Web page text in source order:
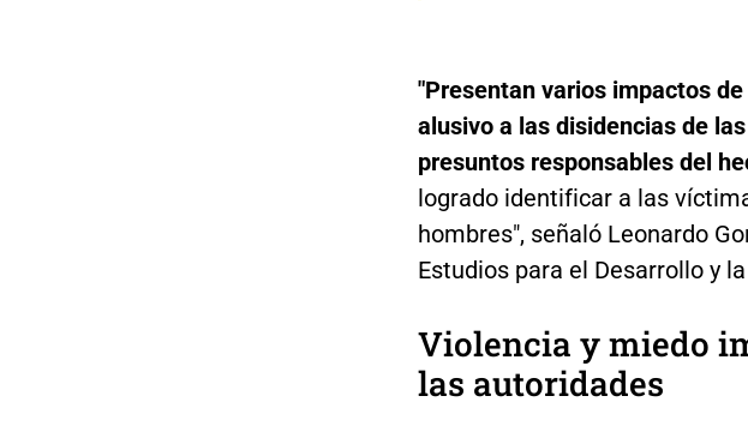
"Presentan varios impactos
alusivo a las disidencias de
presuntos responsables del
logrado identificar a las
hombres", señaló Leonardo
Estudios para el Desarrollo y
Violencia y miedo
las autoridades